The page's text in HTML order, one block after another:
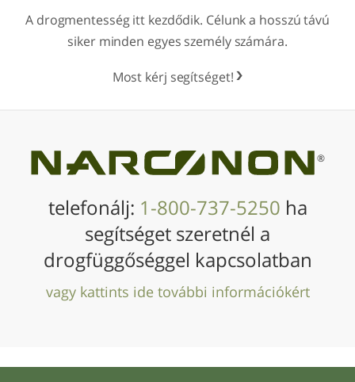
A drogmentesség itt kezdődik. Célunk a hosszú távú
siker minden egyes személy számára.
Most kérj segítséget!
®
telefonálj: 1-800-737-5250 ha
segítséget szeretnél a
drogfüggőséggel kapcsolatban
vagy kattints ide további információkért